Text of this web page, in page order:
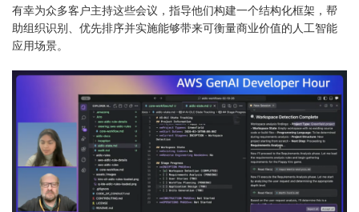
有幸为众多客户主持这些会议，指导他们构建一个结构化框架，帮
助组织识别、优先排序并实施能够带来可衡量商业价值的人工智能
应用场景。